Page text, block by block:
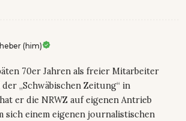
(him)
70er Jahren als freier Mitarbeiter
„Schwäbischen Zeitung“ in
er die NRWZ auf eigenen Antrieb
sich einem eigenen journalistischen